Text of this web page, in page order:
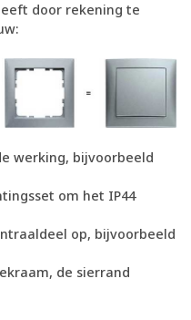
door rekening te
werking, bijvoorbeeld
om het IP44
op, bijvoorbeeld
de sierrand